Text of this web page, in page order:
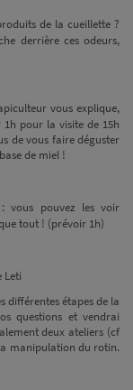
de la cueillette ?
derrière ces odeurs,
vous explique,
pour la visite de 15h
de vous faire déguster
de miel !
vous pouvez les voir
tout ! (prévoir 1h)
Leti
différentes étapes de la
questions et vendrai
deux ateliers (cf
manipulation du rotin.